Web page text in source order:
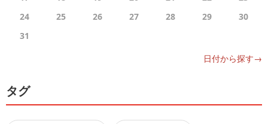
24
25 26 27 28 29
30
31
日付から探す→
タグ